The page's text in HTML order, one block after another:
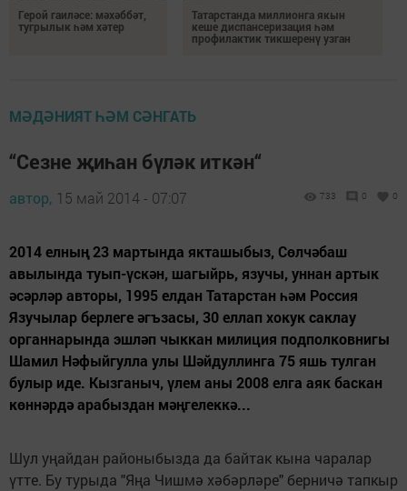
Герой гаиләсе: мәхәббәт,
тугрылык һәм хәтер
Татарстанда миллионга якын
кеше диспансеризация һәм
профилактик тикшеренү узган
МӘДӘНИЯТ ҺӘМ СӘНГАТЬ
“Сезне җиһан бүләк иткән“
автор, 15 май 2014 - 07:07 733 0 0
2014 елның 23 мартында якташыбыз, Сөлчәбаш
авылында туып-үскән, шагыйрь, язучы, уннан артык
әсәрләр авторы, 1995 елдан Татарстан һәм Россия
Язучылар берлеге әгъзасы, 30 еллап хокук саклау
органнарында эшләп чыккан милиция подполковнигы
Шамил Нәфыйгулла улы Шәйдуллинга 75 яшь тулган
булыр иде. Кызганыч, үлем аны 2008 елга аяк баскан
көннәрдә арабыздан мәңгелеккә...
Шул уңайдан районыбызда да байтак кына чаралар
үтте. Бу турыда "Яңа Чишмә хәбәрләре" берничә тапкыр